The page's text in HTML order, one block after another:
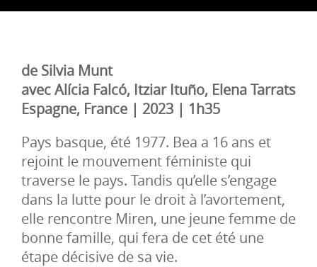
de Silvia Munt
avec Alícia Falcó, Itziar Ituño, Elena Tarrats
Espagne, France | 2023 | 1h35
Pays basque, été 1977. Bea a 16 ans et
rejoint le mouvement féministe qui
traverse le pays. Tandis qu’elle s’engage
dans la lutte pour le droit à l’avortement,
elle rencontre Miren, une jeune femme de
bonne famille, qui fera de cet été une
étape décisive de sa vie.